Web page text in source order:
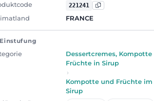
221241
FRANCE
Einstufung
Dessertcremes, Kompotte
Früchte in Sirup
›
Kompotte und Früchte im
Sirup